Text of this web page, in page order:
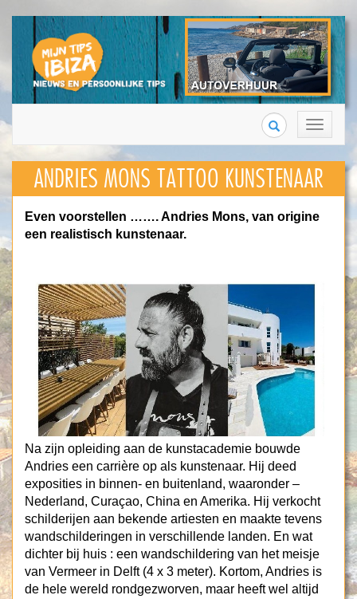
Toggle
navigation
Search
ANDRIES MONS TATTOO KUNSTENAAR
Even voorstellen ……. Andries Mons, van origine
een realistisch kunstenaar.
Na zijn opleiding aan de kunstacademie bouwde
Andries een carrière op als kunstenaar. Hij deed
exposities in binnen- en buitenland, waaronder –
Nederland, Curaçao, China en Amerika. Hij verkocht
schilderijen aan bekende artiesten en maakte tevens
wandschilderingen in verschillende landen. En wat
dichter bij huis : een wandschildering van het meisje
van Vermeer in Delft (4 x 3 meter). Kortom, Andries is
de hele wereld rondgezworven, maar heeft wel altijd